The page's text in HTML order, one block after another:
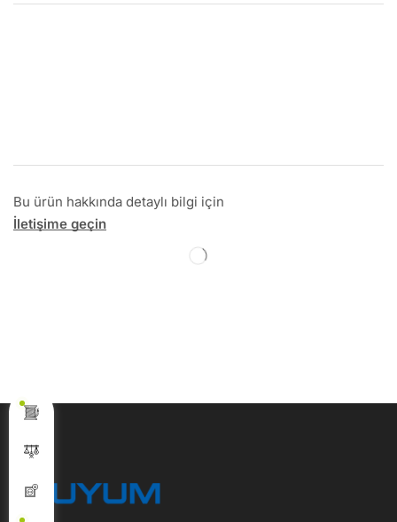
Bu ürün hakkında detaylı bilgi için
İletişime geçin